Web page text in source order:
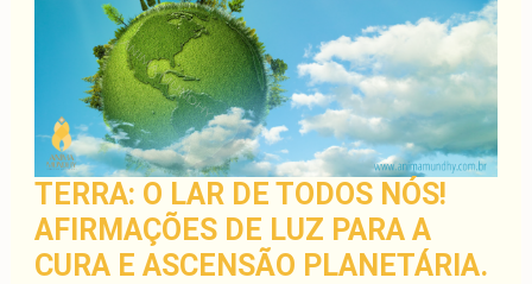
TERRA: O LAR DE TODOS NÓS!
AFIRMAÇÕES DE LUZ PARA A
CURA E ASCENSÃO PLANETÁRIA.